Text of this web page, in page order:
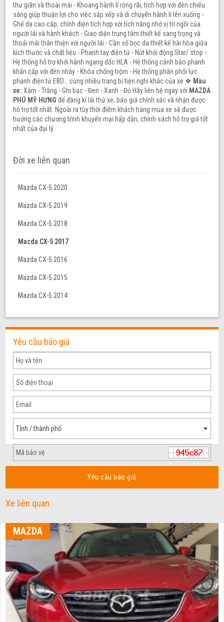
thư giãn và thoải mái - Khoang hành lí rộng rãi, tích hợp với đèn chiếu
sáng giúp thuận lợi cho việc sắp xếp và di chuyển hành lí lên xuống -
Ghế da cao cấp, chỉnh điện tích hợp với tích năng nhớ vị trí ngồi của
người lái và hành khách - Giao diện trung tâm thiết kế sang trọng và
thoải mái thân thiện với người lái - Cần số bọc da thiết kế hài hòa giữa
kích thước và chất liệu - Phanh tay điện tử - Nút khởi động Star/ stop -
Hệ thống hỗ trợ khởi hành ngang dốc HLA - Hê thống cảnh báo phanh
khẩn cấp với đèn nháy - Khóa chống trộm - Hệ thống phân phối lực
phanh điện tử EBD... cùng nhiều trang bị tiện nghi khác của xe ❖ Màu
xe:Xám - Trắng - Ghi bạc - Đen - Xanh - Đỏ Hãy liên hệ ngay với MAZDA
PHÚ MỸ HƯNGđể đăng kí lái thử xe, báo giá chính xác và nhận được
hỗ trợ tốt nhất. Ngoài ra tùy thời điểm khách hàng mua xe sẽ được
hưởng các chương trình khuyến mại hấp dẫn, chính sách hỗ trợ giá tốt
nhất của đại lý.
Đời xe liên quan
Mazda CX-5 2020
Mazda CX-5 2019
Mazda CX-5 2018
Mazda CX-5 2017
Mazda CX-5 2016
Mazda CX-5 2015
Mazda CX-5 2014
Yêu cầu báo giá
Tỉnh / thành phố
Yêu cầu báo giá
Xe liên quan
MAZDA